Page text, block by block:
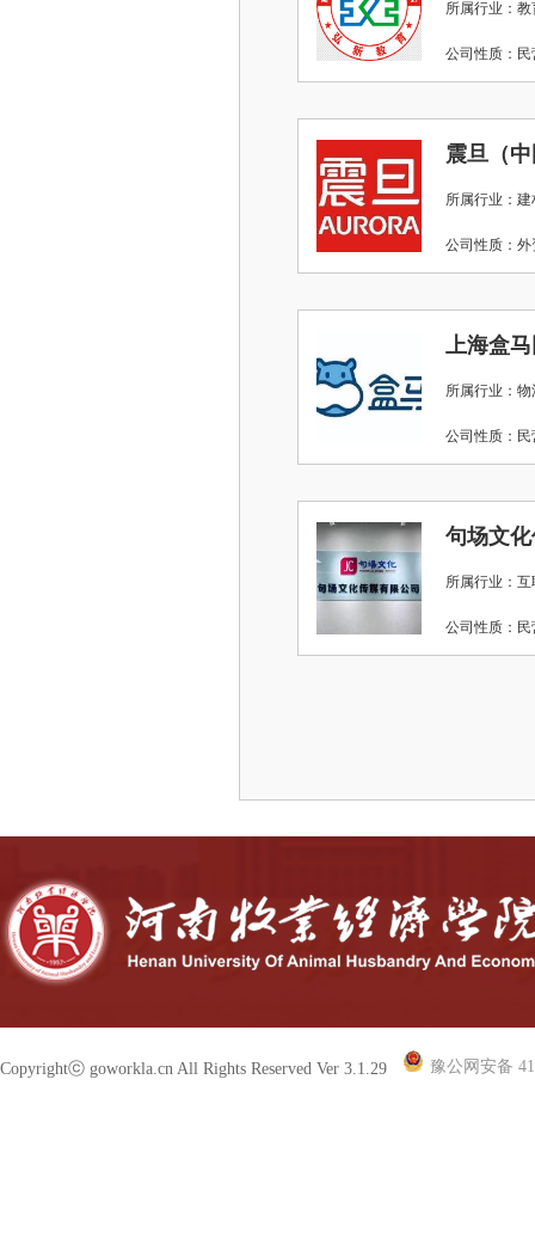
所属行业：
公司性质
震旦（
所属行业：
公司性质
上海盒
所属行业：
公司性质
句场文
所属行业：
公司性质
Copyrightⓒ goworkla.cn All Rights Reserved Ver 3.1.29 豫公网安备